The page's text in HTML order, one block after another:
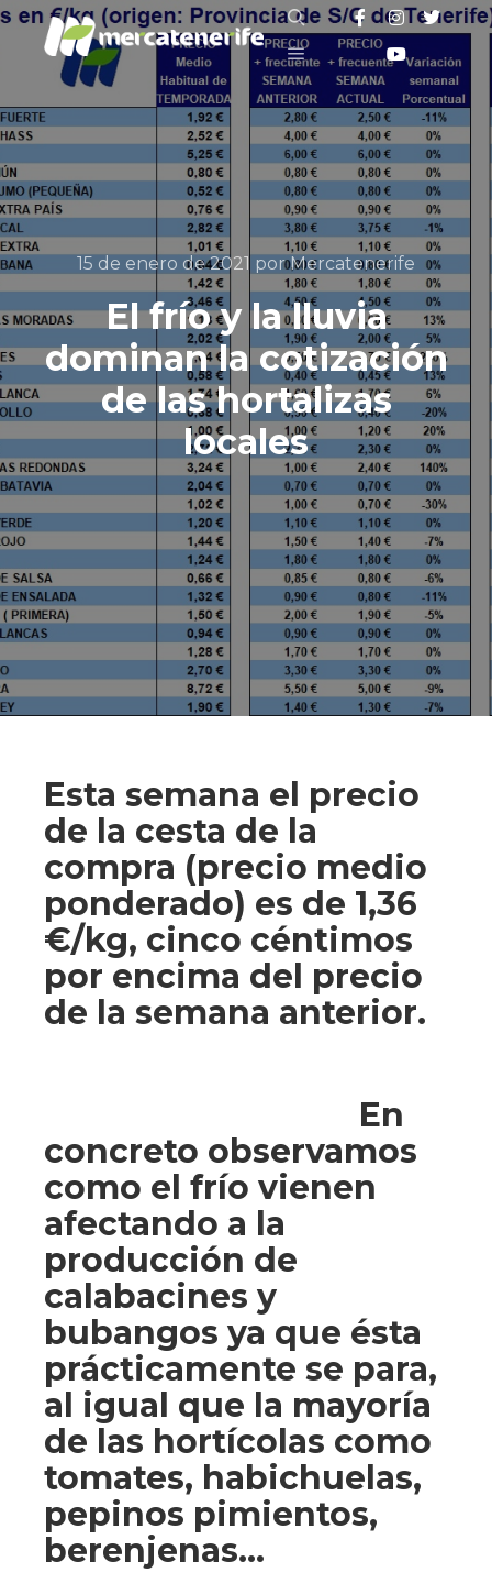
Buscar
Menú principal
15 de enero de 2021 porMercatenerife
El frío y la lluvia
dominan la cotización
de las hortalizas
locales
Esta semana el precio
de la cesta de la
compra (precio medio
ponderado) es de 1,36
€/kg, cinco céntimos
por encima del precio
de la semana anterior.
En
concreto observamos
como el frío vienen
afectando a la
producción de
calabacines y
bubangos ya que ésta
prácticamente se para,
al igual que la mayoría
de las hortícolas como
tomates, habichuelas,
pepinos pimientos,
berenjenas…